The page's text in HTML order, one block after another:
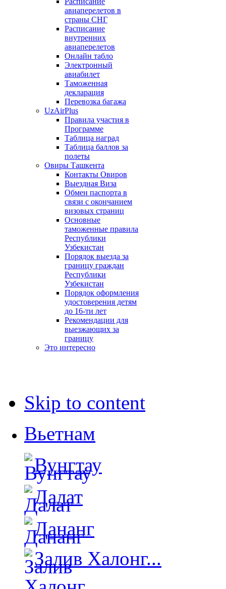
авиаперелетов в
страны СНГ
Расписание
внутренних
авиаперелетов
Онлайн табло
Электронный
авиабилет
Таможенная
декларация
Перевозка багажа
UzAirPlus
Правила участия в
Программе
Таблица наград
Таблица баллов за
полеты
Овиры Ташкента
Контакты Овиров
Выездная Виза
Обмен паспорта в
связи с окончанием
визовых страниц
Основные
таможенные правила
Республики
Узбекистан
Порядок выезда за
границу граждан
Республики
Узбекистан
Порядок оформления
удостоверения детям
до 16-ти лет
Рекомендации для
выезжающих за
границу
Это интересно
Skip to content
Вьетнам
Вунгтау
Далат
Дананг
Залив Халонг...